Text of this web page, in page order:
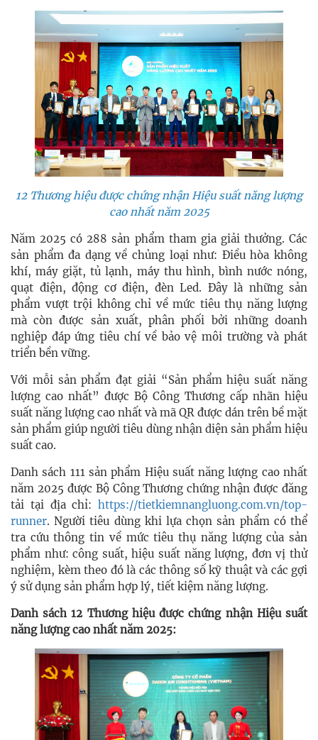
12 Thương hiệu được chứng nhận Hiệu suất năng lượng
cao nhất năm 2025
Năm 2025 có 288 sản phẩm tham gia giải thưởng. Các
sản phẩm đa dạng về chủng loại như: Điều hòa không
khí, máy giặt, tủ lạnh, máy thu hình, bình nước nóng,
quạt điện, động cơ điện, đèn Led. Đây là những sản
phẩm vượt trội không chỉ về mức tiêu thụ năng lượng
mà còn được sản xuất, phân phối bởi những doanh
nghiệp đáp ứng tiêu chí về bảo vệ môi trường và phát
triển bền vững.
Với mỗi sản phẩm đạt giải “Sản phẩm hiệu suất năng
lượng cao nhất” được Bộ Công Thương cấp nhãn hiệu
suất năng lượng cao nhất và mã QR được dán trên bề mặt
sản phẩm giúp người tiêu dùng nhận diện sản phẩm hiệu
suất cao.
Danh sách 111 sản phẩm Hiệu suất năng lượng cao nhất
năm 2025 được Bộ Công Thương chứng nhận được đăng
tải tại địa chỉ: https://tietkiemnangluong.com.vn/top-
runner. Người tiêu dùng khi lựa chọn sản phẩm có thể
tra cứu thông tin về mức tiêu thụ năng lượng của sản
phẩm như: công suất, hiệu suất năng lượng, đơn vị thử
nghiệm, kèm theo đó là các thông số kỹ thuật và các gợi
ý sử dụng sản phẩm hợp lý, tiết kiệm năng lượng.
Danh sách 12 Thương hiệu được chứng nhận Hiệu suất
năng lượng cao nhất năm 2025: